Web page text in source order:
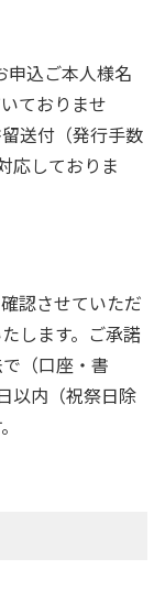
申込ご本人様名
ておりませ
送付（発行手数
応しておりま
認させていただ
します。ご承諾
（口座・書
以内（祝祭日除